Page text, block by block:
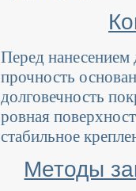
Перед нанесением
прочность
долговечность
ровная
стабильное
Методы